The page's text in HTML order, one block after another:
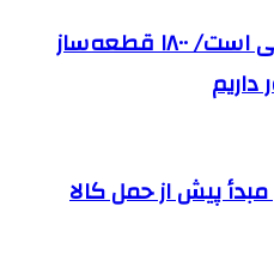
بازار قطعه‌سازی رقابتی است/ ۱۸۰۰ قطعه‌ساز
پیش از حمل کالا